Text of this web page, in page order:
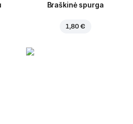
Braškinė spurga
1,80 €